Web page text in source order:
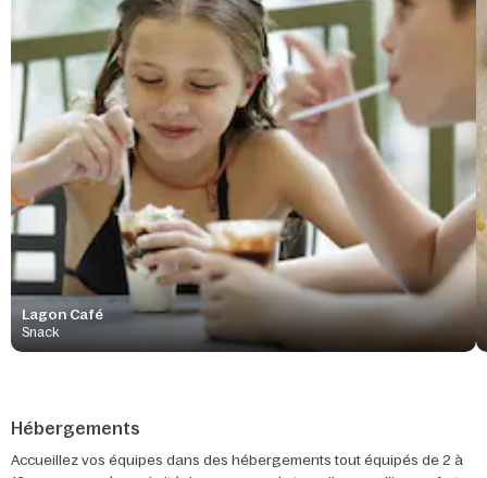
Lagon Café
Snack
Hébergements
Accueillez vos équipes dans des hébergements tout équipés de 2 à